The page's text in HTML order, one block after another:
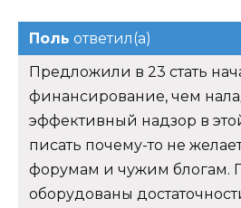
Поль ответил(а)
Предложили в 23 стать
финансирование, чем
эффективный надзор в
писать почему-то не
форумам и чужим блогам.
оборудованы